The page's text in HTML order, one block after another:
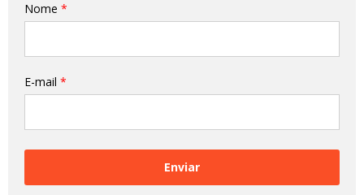
Nome *
E-mail *